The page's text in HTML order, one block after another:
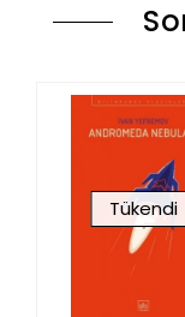
Tükendi